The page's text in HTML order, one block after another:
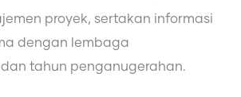
proyek, sertakan informasi
dengan lembaga
tahun penganugerahan.